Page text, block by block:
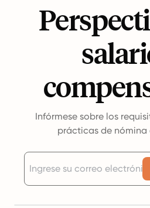
Infórmese sobre los
prácticas de nómina